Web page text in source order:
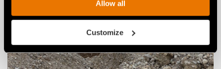
Allow all
Customize